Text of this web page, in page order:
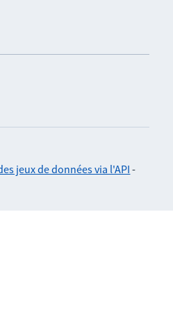
jeux de données via l'API -